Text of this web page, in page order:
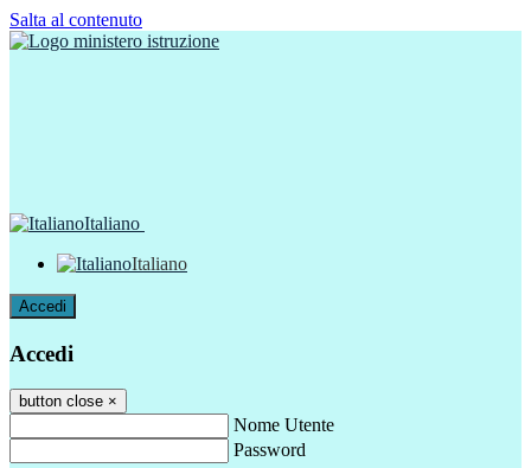
Salta al contenuto
Italiano
Italiano
Accedi
Accedi
button close ×
Nome Utente
Password